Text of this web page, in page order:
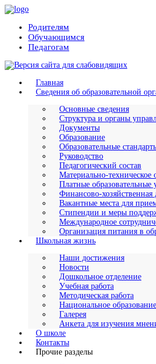
Родителям
Обучающимся
Педагогам
Главная
Сведения об образовательной
Основные сведения
Структура и органы
Документы
Образование
Образовательные
Руководство
Педагогический состав
Материально-техническое
Платные образовательные
Финансово-хозяйственная
Вакантные места для
Стипендии и меры
Международное
Организация питания в
Школьная жизнь
Наши достижения
Новости
Дошкольное отделение
Учебная работа
Методическая работа
Национальное образование
Галерея
Анкета для изучения
О школе
Контакты
Прочие разделы